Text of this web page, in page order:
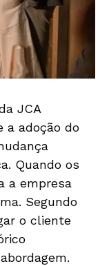
JCA
a adoção do
Quando os
a empresa
Segundo
o cliente